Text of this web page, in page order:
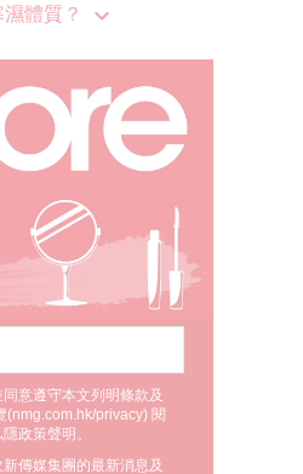
體質？
意遵守本文列明條款及
(nmg.com.hk/privacy) 閱
政策聲明。
傳媒集團的最新消息及